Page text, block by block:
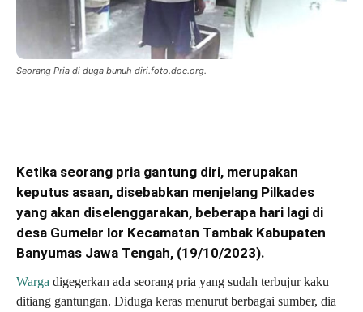
Seorang Pria di duga bunuh diri.foto.doc.org.
Ketika seorang pria gantung diri, merupakan
keputus asaan, disebabkan menjelang Pilkades
yang akan diselenggarakan, beberapa hari lagi di
desa Gumelar lor Kecamatan Tambak Kabupaten
Banyumas Jawa Tengah, (19/10/2023).
Warga digegerkan ada seorang pria yang sudah terbujur kaku
ditiang gantungan. Diduga keras menurut berbagai sumber, dia